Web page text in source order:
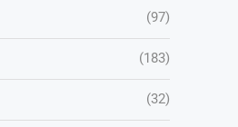
(97)
(183)
(32)